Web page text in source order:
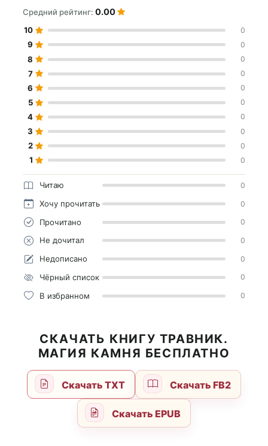
Средний рейтинг: 0.00
10 0
9 0
8 0
7 0
6 0
5 0
4 0
3 0
2 0
1 0
Читаю 0
Хочу прочитать 0
Прочитано 0
Не дочитал 0
Недописано 0
Чёрный список 0
В избранном 0
СКАЧАТЬ КНИГУ ТРАВНИК.
МАГИЯ КАМНЯ БЕСПЛАТНО
Скачать TXT Скачать FB2
Скачать EPUB